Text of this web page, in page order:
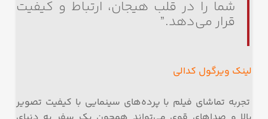
شما را در قلب هیجان، ارتباط و کیفیت
قرار می‌دهد.”
لینک ویرگول کدالی
تجربه تماشای فیلم با پرده‌های سینمایی با کیفیت تصویر